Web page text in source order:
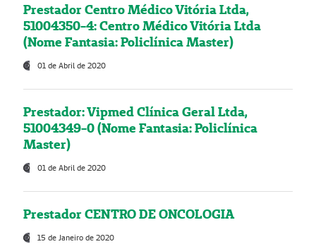
Prestador Centro Médico Vitória Ltda,
51004350-4: Centro Médico Vitória Ltda
(Nome Fantasia: Policlínica Master)
01 de Abril de 2020
Prestador: Vipmed Clínica Geral Ltda,
51004349-0 (Nome Fantasia: Policlínica
Master)
01 de Abril de 2020
Prestador CENTRO DE ONCOLOGIA
15 de Janeiro de 2020